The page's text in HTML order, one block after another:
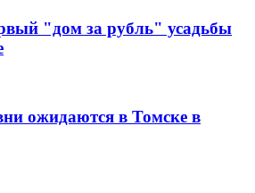
"дом за рубль" усадьбы
ожидаются в Томске в